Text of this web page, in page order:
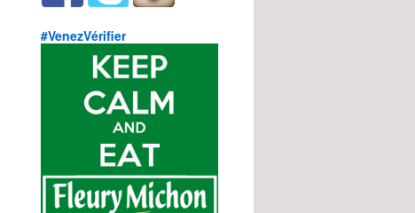
#VenezVérifier